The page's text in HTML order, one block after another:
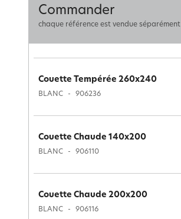
Commander
chaque référence est vendue séparément
Couette Tempérée 260x240
BLANC 906236
Couette Chaude 140x200
BLANC 906110
Couette Chaude 200x200
BLANC 906116